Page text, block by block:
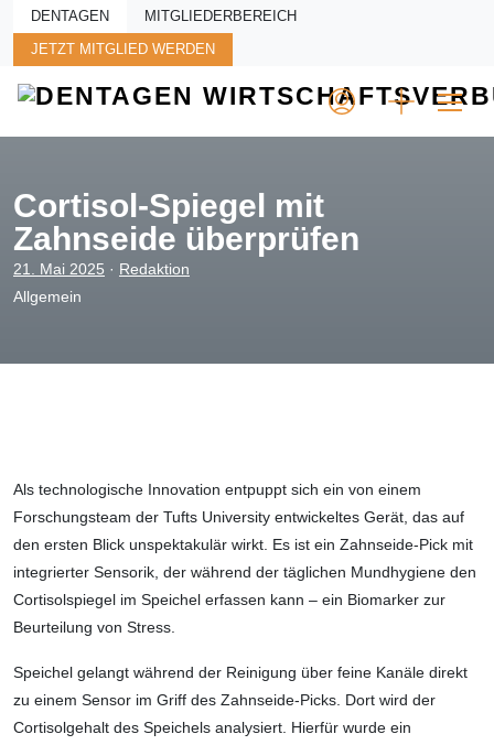
Skip to main content
DENTAGEN MITGLIEDERBEREICH
JETZT MITGLIED WERDEN
Cortisol-Spiegel mit
Zahnseide überprüfen
21. Mai 2025 · Redaktion
Allgemein
Als technologische Innovation entpuppt sich ein von einem
Forschungsteam der Tufts University entwickeltes Gerät, das auf
den ersten Blick unspektakulär wirkt. Es ist ein Zahnseide-Pick mit
integrierter Sensorik, der während der täglichen Mundhygiene den
Cortisolspiegel im Speichel erfassen kann – ein Biomarker zur
Beurteilung von Stress.
Speichel gelangt während der Reinigung über feine Kanäle direkt
zu einem Sensor im Griff des Zahnseide-Picks. Dort wird der
Cortisolgehalt des Speichels analysiert. Hierfür wurde ein